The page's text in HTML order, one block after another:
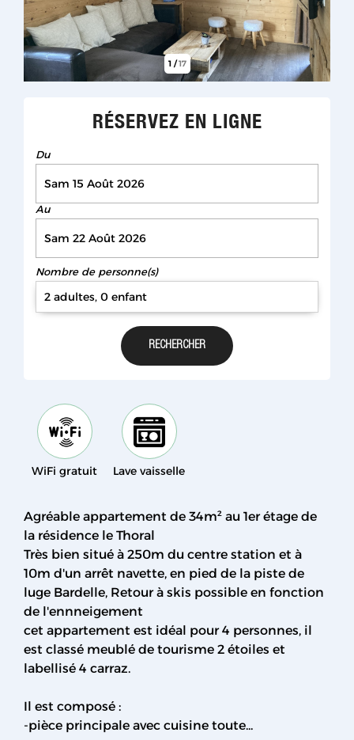
1/17
RÉSERVEZ EN LIGNE
Du
Au
Nombre de personne(s)
2 adultes, 0 enfant
WiFi gratuit Lave vaisselle
Agréable appartement de 34m² au 1er étage de
la résidence le Thoral
Très bien situé à 250m du centre station et à
10m d'un arrêt navette, en pied de la piste de
luge Bardelle, Retour à skis possible en fonction
de l'ennneigement
cet appartement est idéal pour 4 personnes, il
est classé meublé de tourisme 2 étoiles et
labellisé 4 carraz.
Il est composé :
-pièce principale avec cuisine toute...